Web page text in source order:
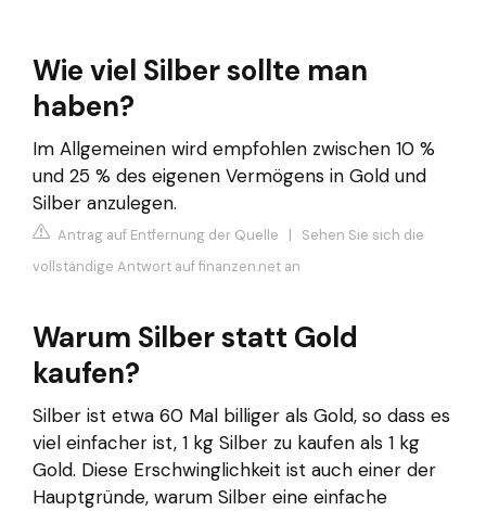
Wie viel Silber sollte man
haben?
Im Allgemeinen wird empfohlen zwischen 10 %
und 25 % des eigenen Vermögens in Gold und
Silber anzulegen.
Antrag auf Entfernung der Quelle | Sehen Sie sich die
vollständige Antwort auf finanzen.net an
Warum Silber statt Gold
kaufen?
Silber ist etwa 60 Mal billiger als Gold, so dass es
viel einfacher ist, 1 kg Silber zu kaufen als 1 kg
Gold. Diese Erschwinglichkeit ist auch einer der
Hauptgründe, warum Silber eine einfache